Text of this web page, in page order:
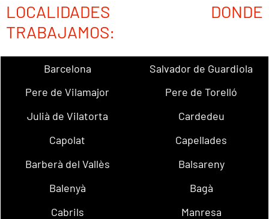
LOCALIDADES DONDE
TRABAJAMOS:
Barcelona
Salvador de Guardiola
Pere de Vilamajor
Pere de Torelló
Julià de Vilatorta
Cardedeu
Capolat
Capellades
Barberà del Vallès
Balsareny
Balenyà
Bagà
Cabrils
Manresa